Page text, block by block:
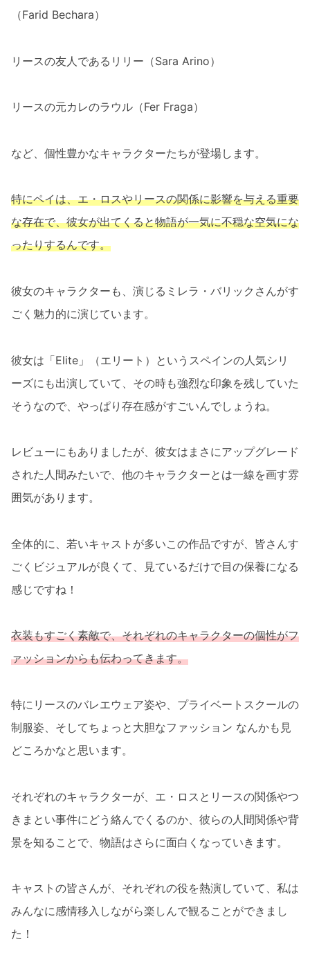
（Farid Bechara）
リースの友人であるリリー（Sara Arino）
リースの元カレのラウル（Fer Fraga）
など、個性豊かなキャラクターたちが登場します。
特にペイは、エ・ロスやリースの関係に影響を与える重要
な存在で、彼女が出てくると物語が一気に不穏な空気にな
ったりするんです。
彼女のキャラクターも、演じるミレラ・バリックさんがす
ごく魅力的に演じています。
彼女は「Elite」（エリート）というスペインの人気シリ
ーズにも出演していて、その時も強烈な印象を残していた
そうなので、やっぱり存在感がすごいんでしょうね。
レビューにもありましたが、彼女はまさにアップグレード
された人間みたいで、他のキャラクターとは一線を画す雰
囲気があります。
全体的に、若いキャストが多いこの作品ですが、皆さんす
ごくビジュアルが良くて、見ているだけで目の保養になる
感じですね！
衣装もすごく素敵で、それぞれのキャラクターの個性がフ
ァッションからも伝わってきます。
特にリースのバレエウェア姿や、プライベートスクールの
制服姿、そしてちょっと大胆なファッション なんかも見
どころかなと思います。
それぞれのキャラクターが、エ・ロスとリースの関係やつ
きまとい事件にどう絡んでくるのか、彼らの人間関係や背
景を知ることで、物語はさらに面白くなっていきます。
キャストの皆さんが、それぞれの役を熱演していて、私は
みんなに感情移入しながら楽しんで観ることができまし
た！